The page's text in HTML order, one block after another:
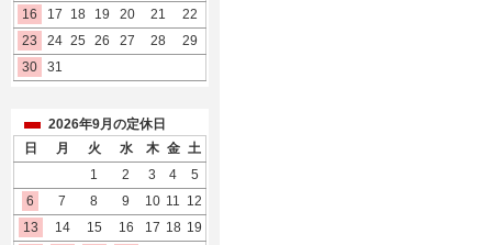
16
17 18 19 20 21
22
23
24 25 26 27 28
29
30
31
2026年9月の定休日
日
月 火 水 木 金 土
1
2 3 4
5
6
7 8 9 10 11 12
13
14 15 16 17 18 19